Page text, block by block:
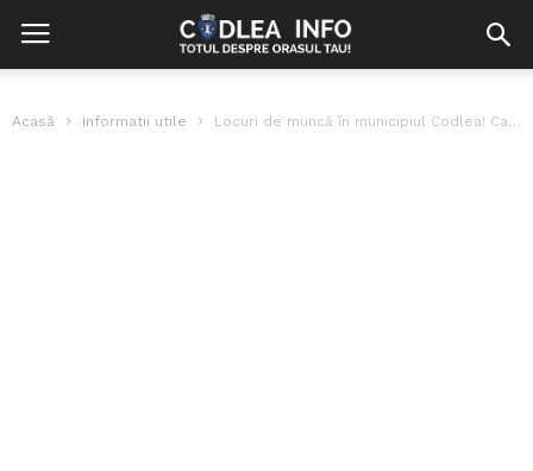
Acasă Informatii utile Locuri de muncă în municipiul Codlea! Care sunt posturile disponibile?